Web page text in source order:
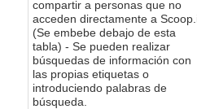
compartir a personas que no
acceden directamente a
(Se embebe debajo de esta
tabla) - Se pueden realizar
búsquedas de información con
las propias etiquetas o
introduciendo palabras de
búsqueda.